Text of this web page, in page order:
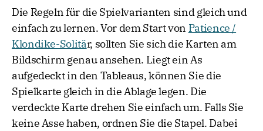
Die Regeln für die Spielvarianten sind gleich und
einfach zu lernen. Vor dem Start von Patience /
Klondike-Solitär, sollten Sie sich die Karten am
Bildschirm genau ansehen. Liegt ein As
aufgedeckt in den Tableaus, können Sie die
Spielkarte gleich in die Ablage legen. Die
verdeckte Karte drehen Sie einfach um. Falls Sie
keine Asse haben, ordnen Sie die Stapel. Dabei